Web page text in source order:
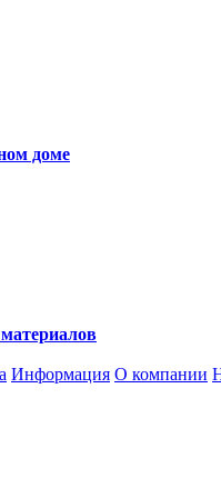
доме
Информация О компании